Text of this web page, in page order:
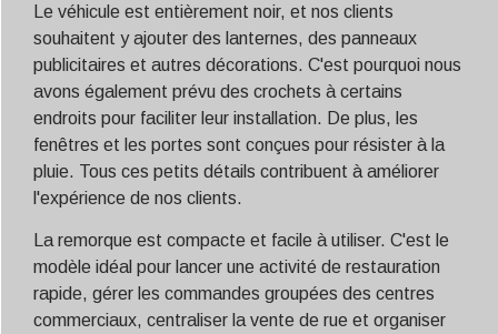
Le véhicule est entièrement noir, et nos clients
souhaitent y ajouter des lanternes, des panneaux
publicitaires et autres décorations. C'est pourquoi nous
avons également prévu des crochets à certains
endroits pour faciliter leur installation. De plus, les
fenêtres et les portes sont conçues pour résister à la
pluie. Tous ces petits détails contribuent à améliorer
l'expérience de nos clients.
La remorque est compacte et facile à utiliser. C'est le
modèle idéal pour lancer une activité de restauration
rapide, gérer les commandes groupées des centres
commerciaux, centraliser la vente de rue et organiser